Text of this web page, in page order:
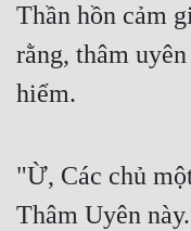
Dã Sử
Gia Đấu
Góc Nhìn Nam
Thần hồn cảm
rằng, thâm
hiểm.
"Ừ, Các chủ
Thâm Uyên